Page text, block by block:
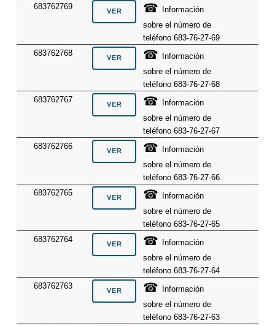
683762769
☎
Información
sobre el número de
teléfono 683-76-27-69
683762768
☎
Información
sobre el número de
teléfono 683-76-27-68
683762767
☎
Información
sobre el número de
teléfono 683-76-27-67
683762766
☎
Información
sobre el número de
teléfono 683-76-27-66
683762765
☎
Información
sobre el número de
teléfono 683-76-27-65
683762764
☎
Información
sobre el número de
teléfono 683-76-27-64
683762763
☎
Información
sobre el número de
teléfono 683-76-27-63